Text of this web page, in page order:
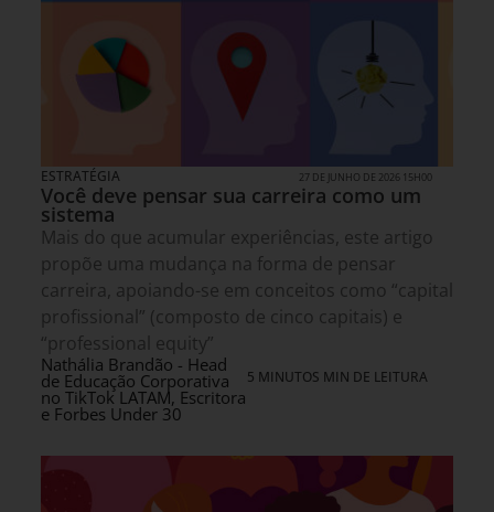
ESTRATÉGIA 27 DE JUNHO DE 2026 15H00
Você deve pensar sua carreira como um
sistema
Mais do que acumular experiências, este artigo
propõe uma mudança na forma de pensar
carreira, apoiando-se em conceitos como “capital
profissional” (composto de cinco capitais) e
“professional equity”
Nathália Brandão - Head
de Educação Corporativa
no TikTok LATAM, Escritora
e Forbes Under 30
5 MINUTOS MIN DE LEITURA